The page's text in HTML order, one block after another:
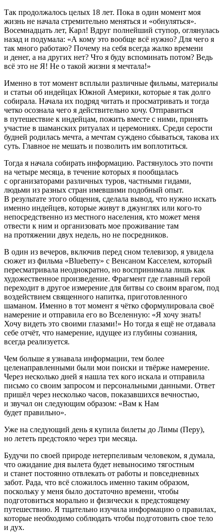
Так продолжалось целых 18 лет. Пока в один момент моя
жизнь не начала стремительно меняться и «обнуляться».
Восемнадцать лет, Карл! Вдруг полнейший ступор, оглянулась
назад и подумала: «А кому это вообще всё нужно? Для чего я
так много работаю? Почему на себя всегда жалко времени
и денег, а на других нет? Что я буду вспоминать потом? Ведь
всё это не Я! Не о такой жизни я мечтала!»
Именно в тот момент всплыли различные фильмы, материалы
и статьи об индейцах Южной Америки, которые я так долго
собирала. Начала их подряд читать и просматривать и тогда
четко осознала чего я действительно хочу. Отправиться
в путешествие к индейцам, пожить вместе с ними, принять
участие в шаманских ритуалах и церемониях. Среди серости
будней родилась мечта, а мечтам суждено сбываться, такова их
суть. Главное не мешать и позволить им воплотиться.
Тогда я начала собирать информацию. Растянулось это почти
на четыре месяца, в течение которых я пообщалась
с организаторами различных туров, частными гидами,
людьми из разных стран имевшими подобный опыт.
В результате этого общения, сделала вывод, что нужно искать
именно индейцев, которые живут в джунглях или кого-то
непосредственно из местного населения, кто может меня
отвести к ним и организовать мое проживание там
на протяжении двух недель, но не посредников.
В один из вечеров, включив перед сном телевизор, я увидела
сюжет из фильма «Blueberry» с Венсаном Касселем, который
пересматривала неоднократно, но воспринимала лишь как
художественное произведение. Фрагмент где главный герой
переходит в другое измерение для битвы со своим врагом, под
воздействием священного напитка, приготовленного
шаманом. Именно в тот момент я чётко сформулировала своё
намерение и отправила его во Вселенную: «Я хочу знать!
Хочу видеть это своими глазами!» Но тогда я ещё не отдавала
себе отчёт, что намерение, идущее из глубины сознания,
всегда реализуется.
Чем больше я узнавала информации, тем более
целенаправленными были мои поиски и твёрже намерение.
Через несколько дней я нашла тех кого искала и отправила
письмо со своим запросом и персональными данными. Ответ
пришёл через несколько часов, показавшихся вечностью,
и звучал он следующим образом: «Вам к Нам
будет правильно».
Уже на следующий день я купила билеты до Лимы (Перу),
но лететь предстояло через три месяца.
Будучи по своей природе нетерпеливым человеком, я думала,
что ожидание дня вылета будет невыносимо тягостным
и станет постоянно отвлекать от работы и повседневных
забот. Рада, что всё сложилось именно таким образом,
поскольку у меня было достаточно времени, чтобы
подготовиться морально и физически к предстоящему
путешествию. Я тщательно изучила информацию о правилах,
которые необходимо соблюдать чтобы подготовить свое тело
и дух.